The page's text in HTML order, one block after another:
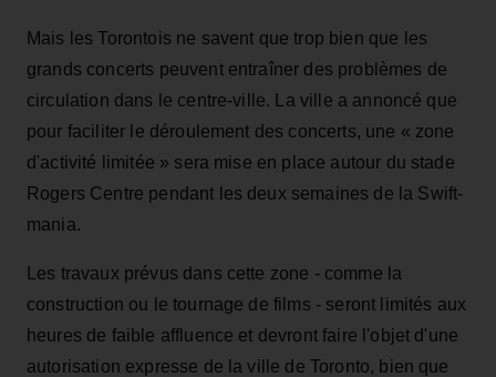
Mais les Torontois ne savent que trop bien que les
grands concerts peuvent entraîner des problèmes de
circulation dans le centre-ville. La ville a annoncé que
pour faciliter le déroulement des concerts, une « zone
d'activité limitée » sera mise en place autour du stade
Rogers Centre pendant les deux semaines de la Swift-
mania.
Les travaux prévus dans cette zone - comme la
construction ou le tournage de films - seront limités aux
heures de faible affluence et devront faire l'objet d'une
autorisation expresse de la ville de Toronto, bien que